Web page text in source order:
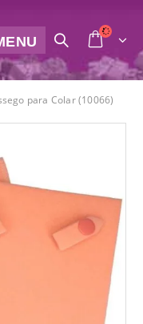
para Colar (10066)